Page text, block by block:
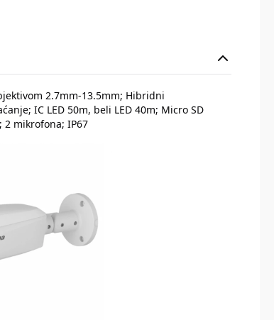
2.7mm-13.5mm; Hibridni
IC LED 50m, beli LED 40m; Micro SD
mikrofona; IP67